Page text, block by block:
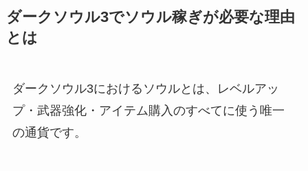
ダークソウル3でソウル稼ぎが必要な理由
とは
ダークソウル3におけるソウルとは、レベルアッ
プ・武器強化・アイテム購入のすべてに使う唯一
の通貨です。